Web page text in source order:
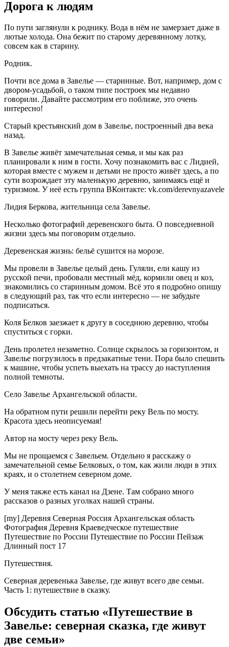
Дорога к людям
По пути заглянули к роднику. Вода в нём не замерзает даже в
лютые холода. Она бежит по старому деревянному лотку,
совсем как в старину.
Родник.
Почти все дома в Завелье — старинные. Вот, например, дом с
двором-усадьбой, о таком типе построек мы недавно
говорили. Давайте рассмотрим его поближе, это очень
интересно!
Старый крестьянский дом в Завелье, построенный два века
назад.
В Завелье живёт замечательная семья, и мы как раз
планировали к ним в гости. Хочу познакомить вас с Лидией,
которая вместе с мужем и детьми не просто живёт здесь, а по
сути возрождает эту маленькую деревню, занимаясь ещё и
туризмом. У неё есть группа ВКонтакте: vk.com/derevnyazavele
Лидия Беркова, жительница села Завелье.
Несколько фотографий деревенского быта. О повседневной
жизни здесь мы поговорим отдельно.
Деревенская жизнь: бельё сушится на морозе.
Мы провели в Завелье целый день. Гуляли, ели кашу из
русской печи, пробовали местный мёд, кормили овец и коз,
знакомились со старинным домом. Всё это я подробно опишу
в следующий раз, так что если интересно — не забудьте
подписаться.
Коля Белков заезжает к другу в соседнюю деревню, чтобы
спуститься с горки.
День пролетел незаметно. Солнце скрылось за горизонтом, и
Завелье погрузилось в предзакатные тени. Пора было спешить
к машине, чтобы успеть выехать на трассу до наступления
полной темноты.
Село Завелье Архангельской области.
На обратном пути решили перейти реку Вель по мосту.
Красота здесь неописуемая!
Автор на мосту через реку Вель.
Мы не прощаемся с Завельем. Отдельно я расскажу о
замечательной семье Белковых, о том, как жили люди в этих
краях, и о столетнем северном доме.
У меня также есть канал на Дзене. Там собрано много
рассказов о разных уголках нашей страны.
[my] Деревня Северная Россия Архангельская область
Фотография Деревня Краеведческое путешествие
Путешествие по России Путешествие по России Пейзаж
Длинный пост 17
Путешествия.
Северная деревенька Завелье, где живут всего две семьи.
Часть 1: путешествие в сказку.
Обсудить статью «Путешествие в
Завелье: северная сказка, где живут
две семьи»